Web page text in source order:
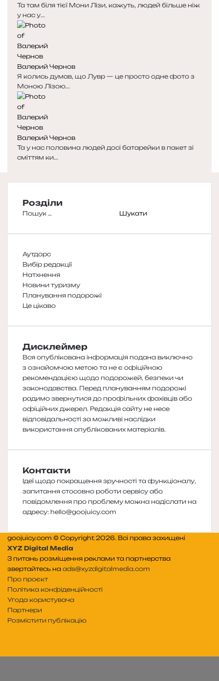
Та там біля тієї Мони Лізи, кажуть, людей більше ніж
у нас у...
Валерий Чернов
Я колись думав, що Лувр — це просто одне фото з
Моною Лізою...
Валерий Чернов
Та у нас половина людей досі батарейки в пакет зі
сміттям ки...
Розділи
Пошук:
Аутдорс
Вибір редакції
Натхнення
Новини туризму
Планування подорожі
Це цікаво
Дисклеймер
Вся опублікована інформація подана виключно
з ознайомчою метою та не є офіційною
рекомендацією щодо подорожей, безпеки чи
законодавства. Перед плануванням подорожі
радимо звернутися до профільних фахівців або
офіційних джерел. Редакція сайту не несе
відповідальності за можливі наслідки
використання опублікованих матеріалів.
Контакти
Ідеї щодо покращення зручності та функціоналу,
запитання стосовно роботи сервісу або
повідомлення про проблему можна надіслати на
адресу: hello@goojuicy.com
goojuicy.com © Copyright 2026. Всі права захищені
XYZ Digital Media
З питань розміщення реклами та партнерства
звертайтесь на ads@xyzdigitalmedia.com
Про проєкт
Політика конфіденційності
Угода користувача
Партнери
Розмістити публікацію